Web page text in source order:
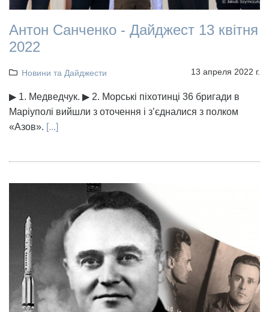
Антон Санченко - Дайджест 13 квітня
2022
Новини та Дайджести 13 апреля 2022 г.
▶ 1. Медведчук. ▶ 2. Морські піхотинці 36 бригади в
Маріуполі вийшли з оточення і з’єдналися з полком
«Азов». [...]